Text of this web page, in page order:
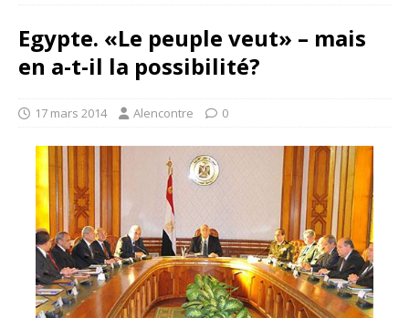
Egypte. «Le peuple veut» – mais
en a-t-il la possibilité?
17 mars 2014 Alencontre 0